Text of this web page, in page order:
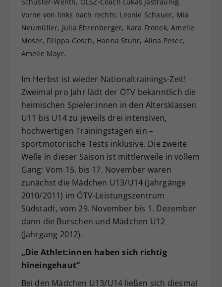
Vorne von links nach rechts: Leonie Schauer, Mia
Neumüller, Julia Ehrenberger, Kara Fronek, Amelie
Moser, Filippa Gosch, Hanna Stuhr, Alina Pesec,
Amelie Mayr.
Im Herbst ist wieder Nationaltrainings-Zeit!
Zweimal pro Jahr lädt der ÖTV bekanntlich die
heimischen Spieler:innen in den Altersklassen
U11 bis U14 zu jeweils drei intensiven,
hochwertigen Trainingstagen ein –
sportmotorische Tests inklusive. Die zweite
Welle in dieser Saison ist mittlerweile in vollem
Gang: Vom 15. bis 17. November waren
zunächst die Mädchen U13/U14 (Jahrgänge
2010/2011) im ÖTV-Leistungszentrum
Südstadt, vom 29. November bis 1. Dezember
dann die Burschen und Mädchen U12
(Jahrgang 2012).
„Die Athlet:innen haben sich richtig
hineingehaut“
Bei den Mädchen U13/U14 ließen sich diesmal
Zweck
Dieser Wert speichert Ihre Consent-
Einstellungen. Unter anderem eine
zufällig generierte ID, für die
historische Speicherung Ihrer
hat.